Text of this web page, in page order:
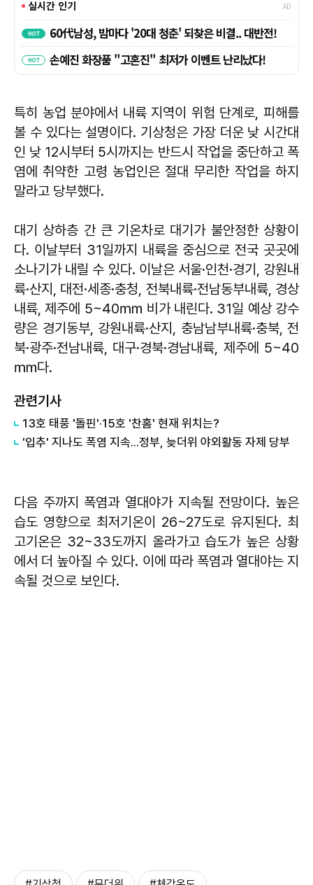
특히 농업 분야에서 내륙 지역이 위험 단계로, 피해를
볼 수 있다는 설명이다. 기상청은 가장 더운 낮 시간대
인 낮 12시부터 5시까지는 반드시 작업을 중단하고 폭
염에 취약한 고령 농업인은 절대 무리한 작업을 하지
말라고 당부했다.
대기 상하층 간 큰 기온차로 대기가 불안정한 상황이
다. 이날부터 31일까지 내륙을 중심으로 전국 곳곳에
소나기가 내릴 수 있다. 이날은 서울·인천·경기, 강원내
륙·산지, 대전·세종·충청, 전북내륙·전남동부내륙, 경상
내륙, 제주에 5~40㎜ 비가 내린다. 31일 예상 강수
량은 경기동부, 강원내륙·산지, 충남남부내륙·충북, 전
북·광주·전남내륙, 대구·경북·경남내륙, 제주에 5~40
㎜다.
관련기사
13호 태풍 '돌핀'·15호 '찬홈' 현재 위치는?
'입추' 지나도 폭염 지속...정부, 늦더위 야외활동 자제 당부
다음 주까지 폭염과 열대야가 지속될 전망이다. 높은
습도 영향으로 최저기온이 26~27도로 유지된다. 최
고기온은 32~33도까지 올라가고 습도가 높은 상황
에서 더 높아질 수 있다. 이에 따라 폭염과 열대야는 지
속될 것으로 보인다.